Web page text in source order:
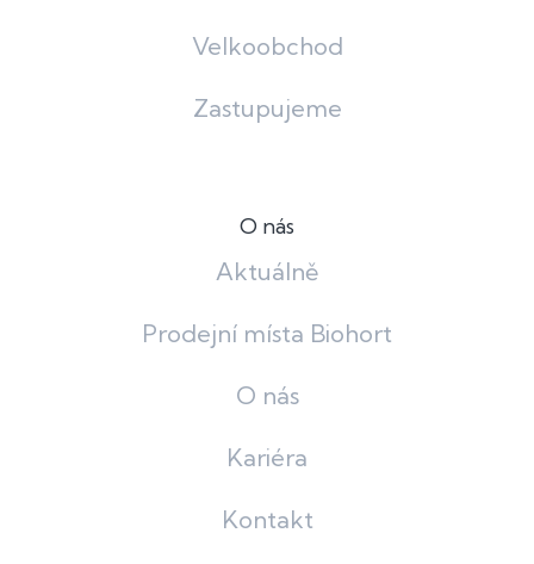
Velkoobchod
Zastupujeme
O nás
Aktuálně
Prodejní místa Biohort
O nás
Kariéra
Kontakt